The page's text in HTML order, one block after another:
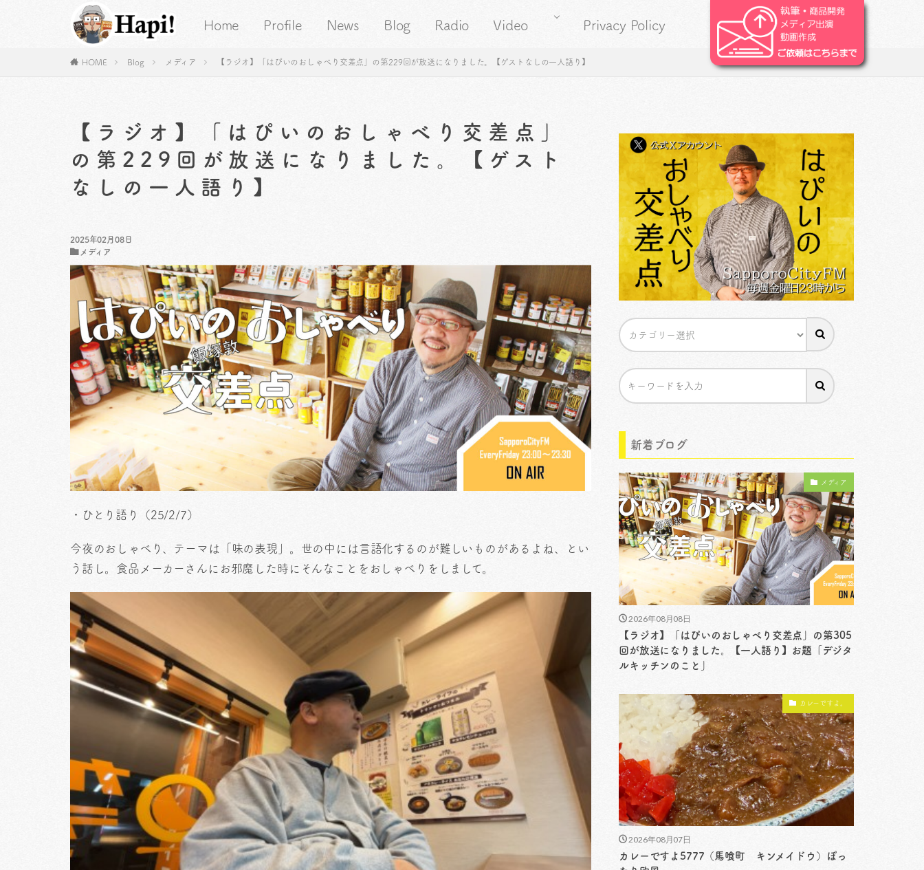
Home Profile News Blog Radio Video Privacy Policy
HOME Blog メディア 【ラジオ】「はぴいのおしゃべり交差点」の第229回が放送になりました。【ゲストなしの一人語り】
【ラジオ】「はぴいのおしゃべり交差点」
の第229回が放送になりました。【ゲスト
なしの一人語り】
2025年02月08日
メディア
・ひとり語り（25/2/7）
今夜のおしゃべり、テーマは「味の表現」。世の中には言語化するのが難しいものがあるよね、とい
う話し。食品メーカーさんにお邪魔した時にそんなことをおしゃべりをしまして。
新着ブログ
メディア
2026年08月08日
【ラジオ】「はぴいのおしゃべり交差点」の第305
回が放送になりました。【一人語り】お題「デジタ
ルキッチンのこと」
カレーですよ。
2026年08月07日
カレーですよ5777（馬喰町 キンメイドウ）ぽっ